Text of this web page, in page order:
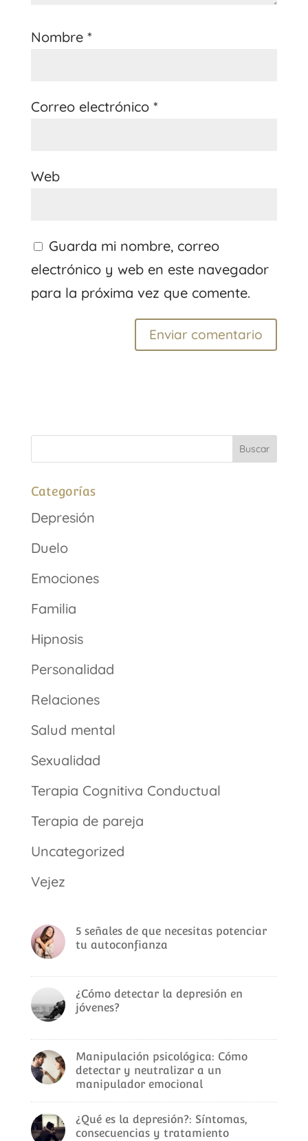
Nombre *
Correo electrónico *
Web
Guarda mi nombre, correo
electrónico y web en este navegador
para la próxima vez que comente.
Categorías
Depresión
Duelo
Emociones
Familia
Hipnosis
Personalidad
Relaciones
Salud mental
Sexualidad
Terapia Cognitiva Conductual
Terapia de pareja
Uncategorized
Vejez
5 señales de que necesitas potenciar
tu autoconfianza
¿Cómo detectar la depresión en
jóvenes?
Manipulación psicológica: Cómo
detectar y neutralizar a un
manipulador emocional
¿Qué es la depresión?: Síntomas,
consecuencias y tratamiento